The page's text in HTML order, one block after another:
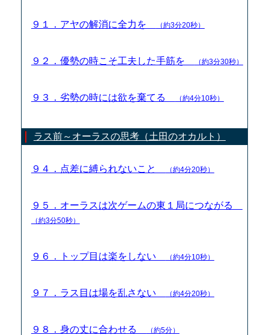
９１．アヤの解消に全力を （約3分20秒）
９２．優勢の時こそ工夫した手筋を （約3分30秒）
９３．劣勢の時には欲を棄てる （約4分10秒）
ラス前～オーラスの思考（土田のオカルト）
９４．点差に縛られないこと （約4分20秒）
９５．オーラスは次ゲームの東１局につながる
（約3分50秒）
９６．トップ目は楽をしない （約4分10秒）
９７．ラス目は場を乱さない （約4分20秒）
９８．身の丈に合わせる （約5分）